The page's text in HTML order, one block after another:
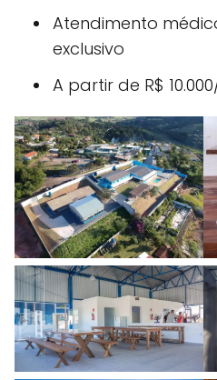
Atendimento
exclusivo
A partir de R$